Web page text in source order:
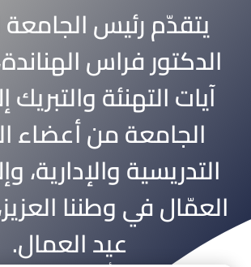
يتقدّم رئيس الجامعة
الدكتور فراس
آيات التهنئة
الجامعة من أعضاء
التدريسية والإدارية،
العمّال في وطننا
عيد العمال.